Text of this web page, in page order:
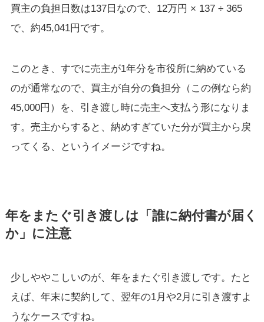
買主の負担日数は137日なので、12万円 × 137 ÷ 365
で、約45,041円です。
このとき、すでに売主が1年分を市役所に納めている
のが通常なので、買主が自分の負担分（この例なら約
45,000円）を、引き渡し時に売主へ支払う形になりま
す。売主からすると、納めすぎていた分が買主から戻
ってくる、というイメージですね。
年をまたぐ引き渡しは「誰に納付書が届く
か」に注意
少しややこしいのが、年をまたぐ引き渡しです。たと
えば、年末に契約して、翌年の1月や2月に引き渡すよ
うなケースですね。